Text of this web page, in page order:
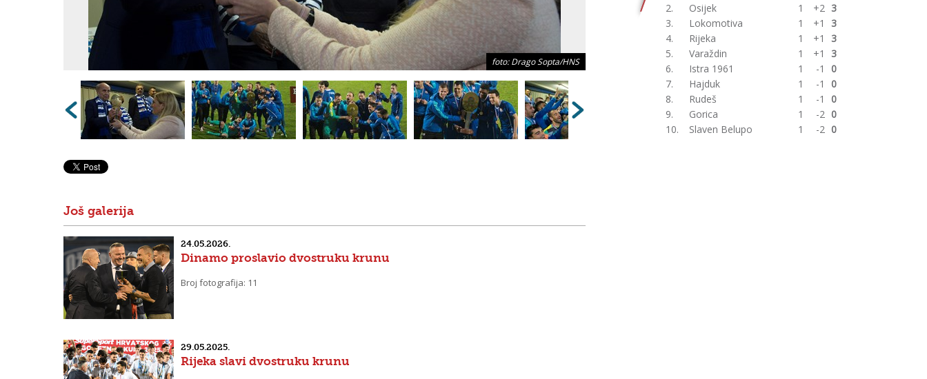
foto: Drago Sopta/HNS
Još galerija
24.05.2026.
Dinamo proslavio dvostruku krunu
Broj fotografija: 11
29.05.2025.
Rijeka slavi dvostruku krunu
2.
Osijek 1 +2 3
3.
Lokomotiva 1 +1
3
4.
Rijeka 1 +1
3
5.
Varaždin 1 +1
3
6.
Istra 1961 1 -1
0
7.
Hajduk 1 -1
0
8.
Rudeš 1 -1
0
9.
Gorica 1 -2 0
10.
Slaven Belupo 1 -2 0